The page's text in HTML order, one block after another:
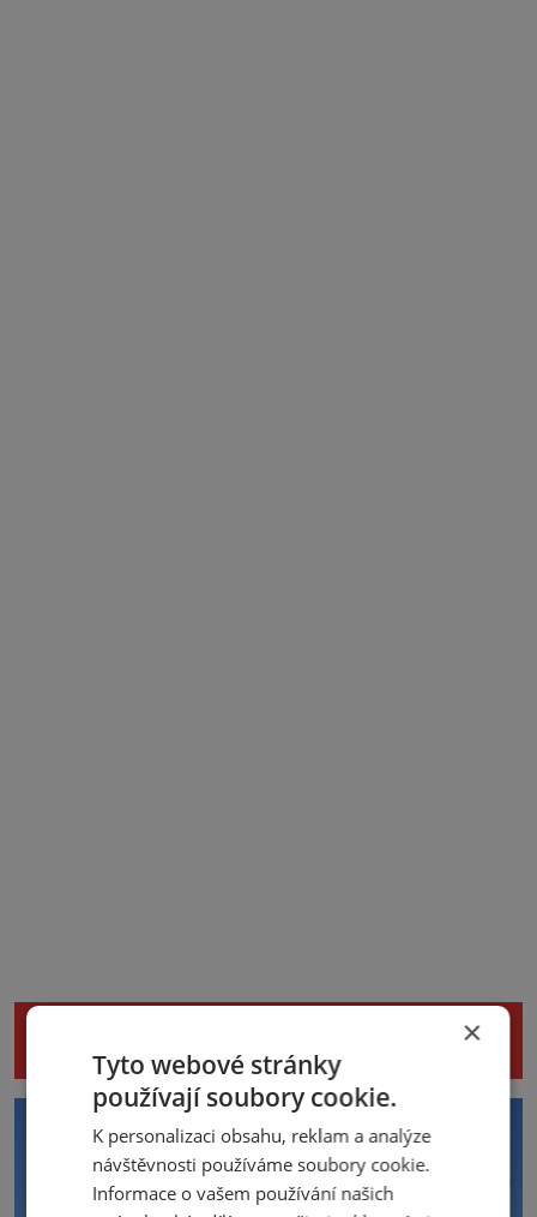
NENECHTE SI UJÍT DALŠÍ ZAJÍMAVÉ
ČLÁNKY
×
Tyto webové stránky
používají soubory cookie.
K personalizaci obsahu, reklam a analýze
návštěvnosti používáme soubory cookie.
Informace o vašem používání našich